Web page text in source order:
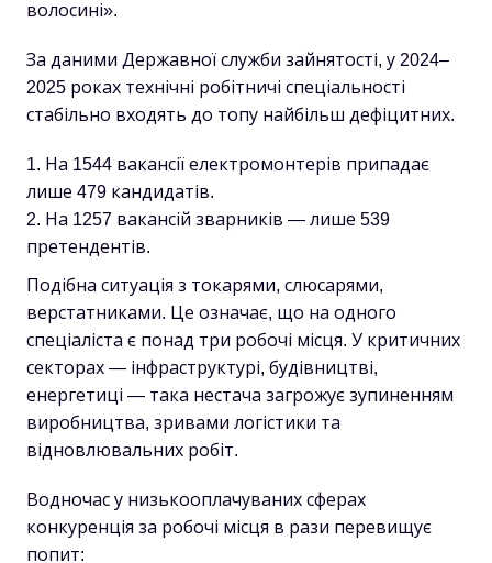
волосині».
За даними Державної служби зайнятості, у 2024–
2025 роках технічні робітничі спеціальності
стабільно входять до топу найбільш дефіцитних.
На 1544 вакансії електромонтерів припадає
лише 479 кандидатів.
На 1257 вакансій зварників — лише 539
претендентів.
Подібна ситуація з токарями, слюсарями,
верстатниками. Це означає, що на одного
спеціаліста є понад три робочі місця. У критичних
секторах — інфраструктурі, будівництві,
енергетиці — така нестача загрожує зупиненням
виробництва, зривами логістики та
відновлювальних робіт.
Водночас у низькооплачуваних сферах
конкуренція за робочі місця в рази перевищує
попит: